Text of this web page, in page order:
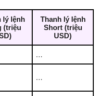
lý lệnh
(triệu
Thanh lý lệnh
Short (triệu
USD)
…
…